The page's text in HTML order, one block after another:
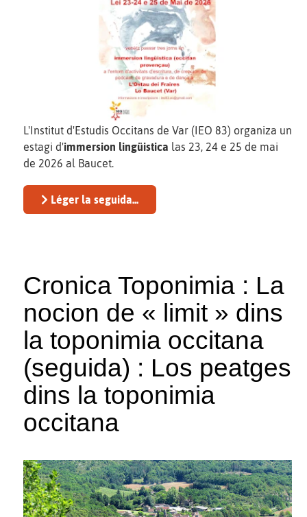
L'Institut d'Estudis Occitans de Var (IEO 83) organiza un
estagi d'immersion lingüistica las 23, 24 e 25 de mai
de 2026 al Baucet.
Léger la seguida...
Cronica Toponimia : La
nocion de « limit » dins
la toponimia occitana
(seguida) : Los peatges
dins la toponimia
occitana